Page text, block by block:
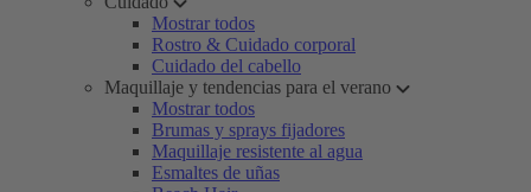
Mostrar todos
Rostro & Cuidado corporal
Cuidado del cabello
Maquillaje y tendencias para el verano
Mostrar todos
Brumas y sprays fijadores
Maquillaje resistente al agua
Esmaltes de uñas